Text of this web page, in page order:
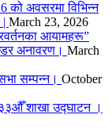
को अवसरमा विभिन्न
March 23, 2026
आयामहरू”
अनावरण। March
सम्पन्न। October
१३३औँ शाखा उद्घाटन ।